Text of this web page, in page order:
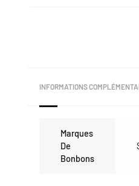
INFORMATIONS
Marques
De
Bonbons